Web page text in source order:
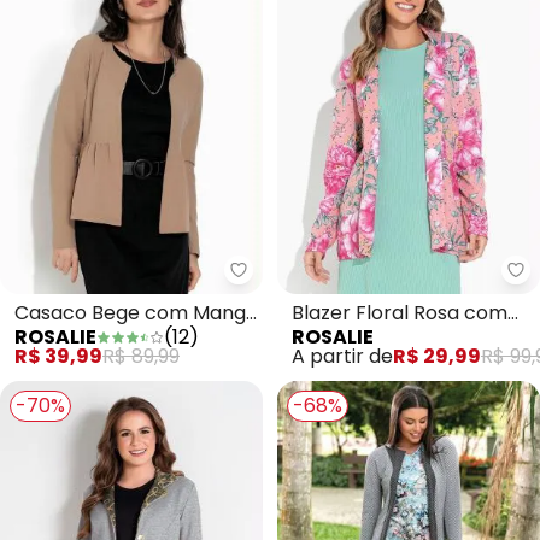
Rosalie - Casaco Bege com
Casaco Bege com Manga
Longa
ROSALIE (12)
R$ 39,99R$ 89,99
Blazer Floral Rosa com
Botão
ROSALIE
A partir deR$ 29,99R$
-70%
-68%